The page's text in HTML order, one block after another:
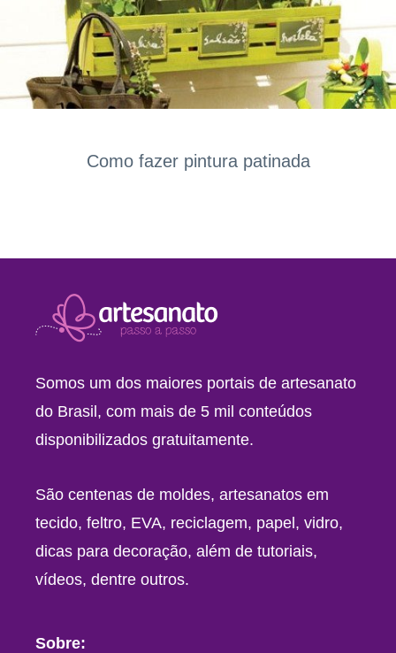
Como fazer pintura patinada
Somos um dos maiores portais de artesanato
do Brasil, com mais de 5 mil conteúdos
disponibilizados gratuitamente.
São centenas de moldes, artesanatos em
tecido, feltro, EVA, reciclagem, papel, vidro,
dicas para decoração, além de tutoriais,
vídeos, dentre outros.
Sobre: